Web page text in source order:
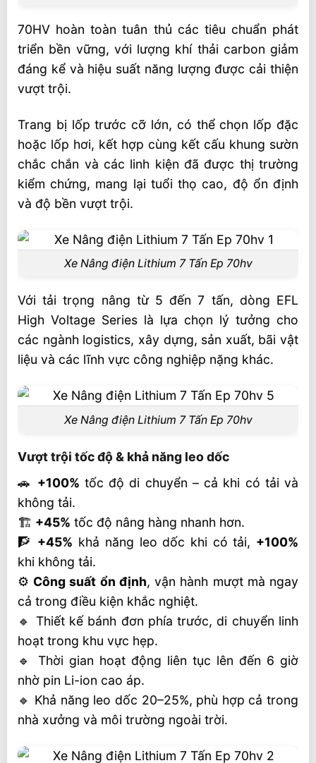
70HV hoàn toàn tuân thủ các tiêu chuẩn phát
triển bền vững, với lượng khí thải carbon giảm
đáng kể và hiệu suất năng lượng được cải thiện
vượt trội.
Trang bị lốp trước cỡ lớn, có thể chọn lốp đặc
hoặc lốp hơi, kết hợp cùng kết cấu khung sườn
chắc chắn và các linh kiện đã được thị trường
kiểm chứng, mang lại tuổi thọ cao, độ ổn định
và độ bền vượt trội.
Xe Nâng điện Lithium 7 Tấn Ep 70hv
Với tải trọng nâng từ 5 đến 7 tấn, dòng EFL
High Voltage Series là lựa chọn lý tưởng cho
các ngành logistics, xây dựng, sản xuất, bãi vật
liệu và các lĩnh vực công nghiệp nặng khác.
Xe Nâng điện Lithium 7 Tấn Ep 70hv
Vượt trội tốc độ & khả năng leo dốc
🚗 +100% tốc độ di chuyển – cả khi có tải và
không tải.
🏗 +45% tốc độ nâng hàng nhanh hơn.
🧗 +45% khả năng leo dốc khi có tải, +100%
khi không tải.
⚙Công suất ổn định, vận hành mượt mà ngay
cả trong điều kiện khắc nghiệt.
🔹 Thiết kế bánh đơn phía trước, di chuyển linh
hoạt trong khu vực hẹp.
🔹 Thời gian hoạt động liên tục lên đến 6 giờ
nhờ pin Li-ion cao áp.
🔹 Khả năng leo dốc 20–25%, phù hợp cả trong
nhà xưởng và môi trường ngoài trời.